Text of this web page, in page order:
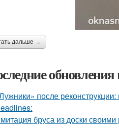
дальше →
обновления
после
бруса из доски